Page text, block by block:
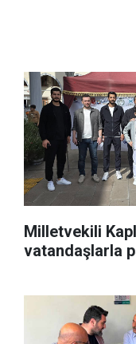
Milletvekili
vatandaşlarla